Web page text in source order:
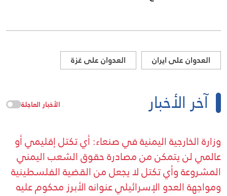
العدوان على ايران العدوان على غزة
آخر الأخبار الأخبار العاجلة
وزارة الخارجية اليمنية في صنعاء: أي تكتل إقليمي أو
عالمي لن يتمكن من مصادرة حقوق الشعب اليمني
المشروعة وأي تكتل لا يجعل من القضية الفلسطينية
ومواجهة العدو الإسرائيلي عنوانه الأبرز محكوم عليه